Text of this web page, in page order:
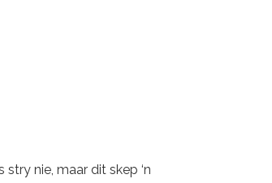
nie, maar dit skep ‘n